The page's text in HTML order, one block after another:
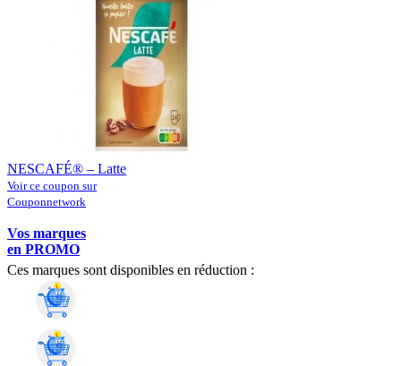
NESCAFÉ® – Latte
Voir ce coupon sur
Couponnetwork
Vos marques
en PROMO
Ces marques sont disponibles en réduction :